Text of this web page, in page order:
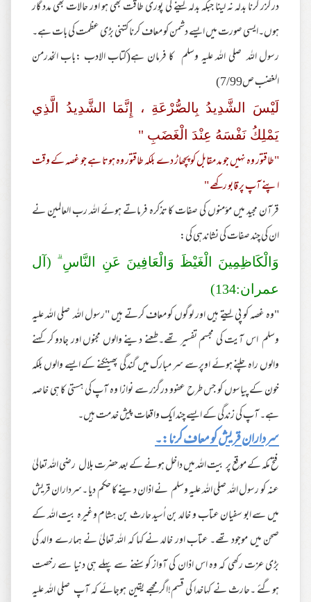
درگزر کرنا بدلہ نہ لینا جبکہ بدلہ لینے کی پوری طاقت بھی ہو اور حالات بھی مدد گار
ہوں۔ایسی صورت میں ایسے دشمن کو معاف کرنا کتنی بڑی عظمت کی بات ہے۔
رسول اللہ صلی اللہ علیہ وسلم کا فرمان ہے(کتاب الادب :باب الخدرمن
الغضب ص7/99)
لَيْسَ الشَّدِيدُ بِالصُّرْعَةِ ، إِنَّمَا الشَّدِيدُ الَّذِي
يَمْلِكُ نَفْسَهُ عِنْدَ الْغَضَبِ "
"طاقتور وہ نہیں جو مد مقابل کو پچھاڑ دے بلکہ طاقتور وہ ہوتا ہے جو غصہ کے وقت
اپنے آپ پر قابو رکھے "
قرآن مجید میں مؤمنوں کی صفات کا تذکرہ فرماتے ہوئے اللہ رب العالمین نے
ان کی چند صفات کی نشاندہی کی:
وَالْكَاظِمِينَ الْغَيْظَ وَالْعَافِينَ عَنِ النَّاسِ ۗ (آل
عمران:134)
"وہ غصہ کو پی لیتے ہیں اور لوگوں کو معاف کرتے ہیں "رسول اللہ صلی اللہ علیہ
وسلم اس آیت کی مجسم تفسیر تھے۔طعنے دینے والوں مجنوں اور جادو کر کہنے
والوں راہ چلنے ہوئے اوپرسے سر مبارک میں گندگی پھینکنے کے ایسے والوں بلکہ
خون کے پیاسوں کو جس طرح عفوو درگزر سے نوازا وہ آپ کی ہستی کا ہی خاصہ
ہے۔ آپ کی زندگی کے ایسے چند ایک واقعات پیش خدمت ہیں۔
سرداران قریش کو معاف کرنا:۔
فتح مکہ کے موقع پر بیت اللہ میں داخل ہونے کے بعد حضرت بلال رضی اللہ تعالیٰ
عنہ کو رسول اللہ صلی اللہ علیہ وسلم نے اذان دینے کا حکم دیا ۔سرداران قریش
میں سے ابو سفیان عتاب و خالد بن اُسید حارث بن ہشام وغیرہ بیت اللہ کے
صحن میں موجود تھے۔ عتاب اور خالد نے کہا کہ اللہ تعالیٰ نے ہمارے والد کی
بڑی عزت رکھی کہ وہ اس اذان کی آواز کو سننے سے پہلے ہی دنیا سے رخصت
ہوگئے ۔حارث نے کہاخدا کی قسم!اگر مجھے یقین ہوجائے کہ آپ صلی اللہ علیہ